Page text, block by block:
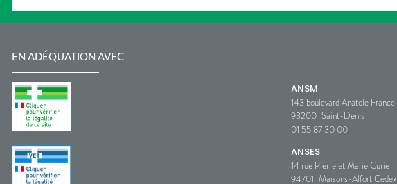
EN ADÉQUATION AVEC
ANSM
143 boulevard Anatole France
93200 Saint-Denis
01 55 87 30 00
ANSES
14 rue Pierre et Marie Curie
94701 Maisons-Alfort Cedex